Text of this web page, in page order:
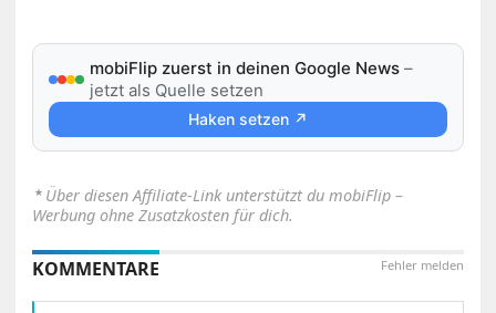
mobiFlip zuerst in deinen Google News –
jetzt als Quelle setzen
Haken setzen ↗
⋆ Über diesen Affiliate-Link unterstützt du mobiFlip –
Werbung ohne Zusatzkosten für dich.
Fehler melden
KOMMENTARE